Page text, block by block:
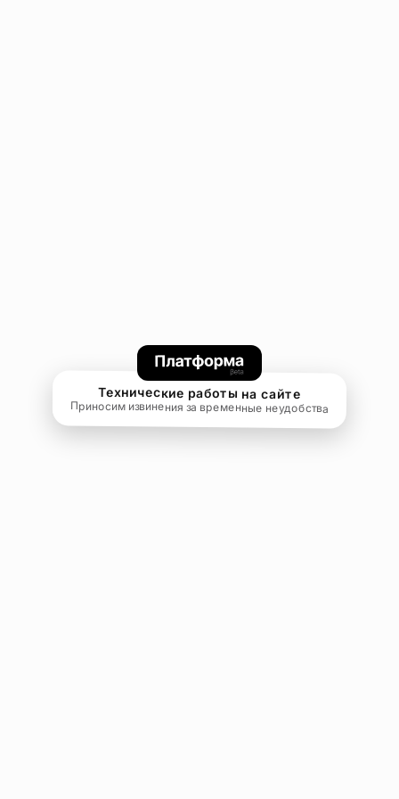
Технические работы на сайте
Приносим извинения за временные неудобства